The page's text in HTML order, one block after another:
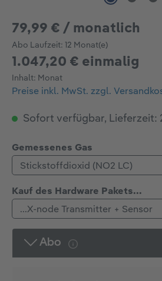
79,99 € / monatlich
Abo Laufzeit: 12 Monat(e)
1.047,20 € einmalig
Inhalt: Monat
Preise inkl. MwSt. zzgl.
Sofort verfügbar, Lieferzeit:
Gemessenes Gas
Kauf des Hardware Pakets...
Abo